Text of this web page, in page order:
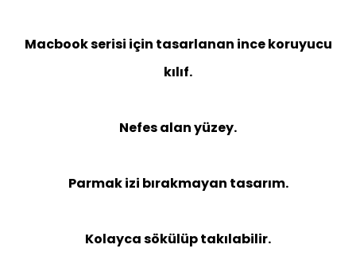
Macbook serisi için tasarlanan ince koruyucu
kılıf.
Nefes alan yüzey.
Parmak izi bırakmayan tasarım.
Kolayca sökülüp takılabilir.